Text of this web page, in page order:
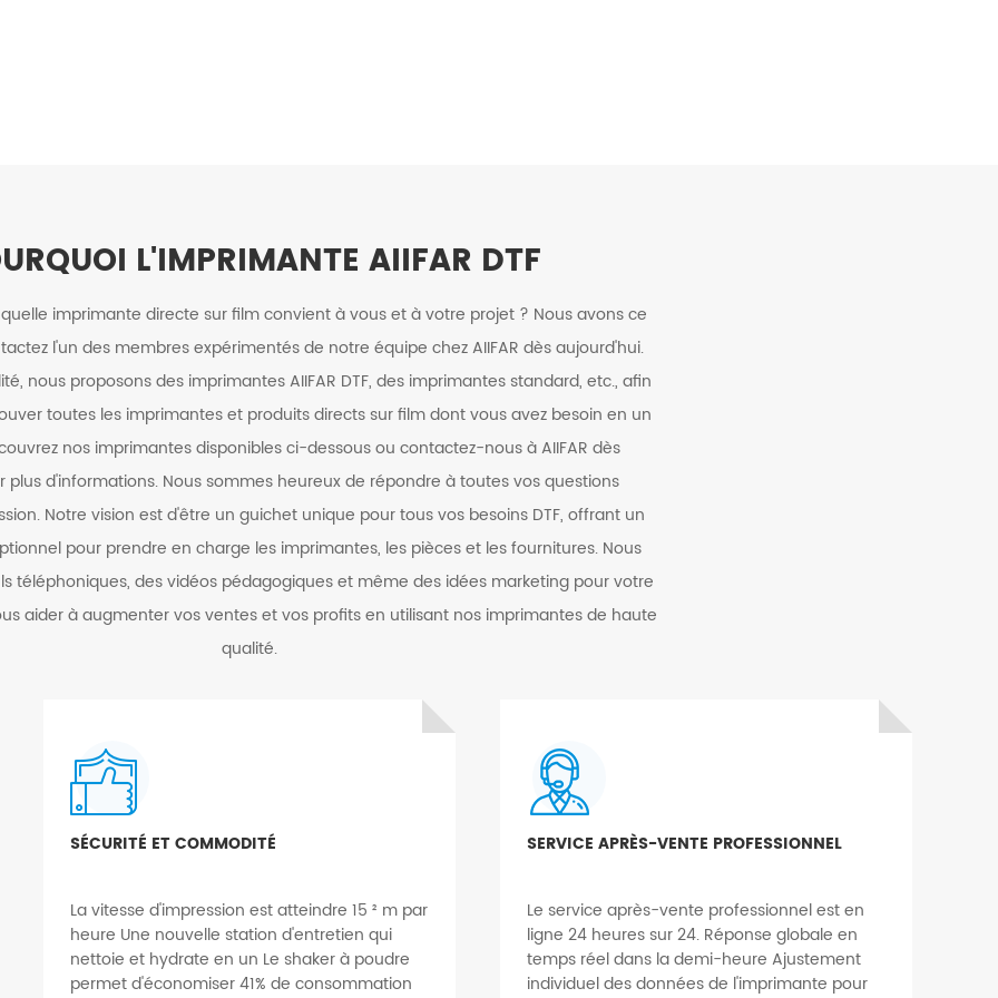
L'IMPRIMANTE AIIFAR DTF
imprimante directe sur film convient à vous et à votre projet ? Nous avons ce
l'un des membres expérimentés de notre équipe chez AIIFAR dès aujourd'hui.
nous proposons des imprimantes AIIFAR DTF, des imprimantes standard, etc., afin
toutes les imprimantes et produits directs sur film dont vous avez besoin en un
nos imprimantes disponibles ci-dessous ou contactez-nous à AIIFAR dès
plus d'informations. Nous sommes heureux de répondre à toutes vos questions
Notre vision est d'être un guichet unique pour tous vos besoins DTF, offrant un
pour prendre en charge les imprimantes, les pièces et les fournitures. Nous
téléphoniques, des vidéos pédagogiques et même des idées marketing pour votre
aider à augmenter vos ventes et vos profits en utilisant nos imprimantes de haute
qualité.
SÉCURITÉ ET COMMODITÉ
La vitesse d'impression est atteindre 15 ² m par
heure Une nouvelle station d'entretien qui
nettoie et hydrate en un Le shaker à poudre
permet d'économiser 41% de consommation
SERVICE APRÈS-VENTE PROFESSIONNEL
Le service après-vente professionnel est en
ligne 24 heures sur 24. Réponse globale en
temps réel dans la demi-heure Ajustement
individuel des données de l'imprimante pour